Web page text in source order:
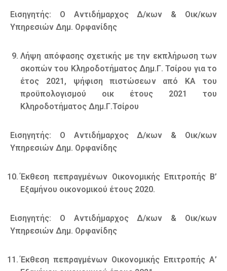
Εισηγητής: Ο Αντιδήμαρχος Δ/κων & Οικ/κων
Υπηρεσιών Δημ. Ορφανίδης
Λήψη απόφασης σχετικής με την εκπλήρωση των
σκοπών του Κληροδοτήματος Δημ.Γ. Τσίρου για το
έτος 2021, ψήφιση πιστώσεων από ΚΑ του
προϋπολογισμού οικ έτους 2021 του
Κληροδοτήματος Δημ.Γ.Τσίρου
Εισηγητής: Ο Αντιδήμαρχος Δ/κων & Οικ/κων
Υπηρεσιών Δημ. Ορφανίδης
Έκθεση πεπραγμένων Οικονομικής Επιτροπής Β’
Εξαμήνου οικονομικού έτους 2020.
Εισηγητής: Ο Αντιδήμαρχος Δ/κων & Οικ/κων
Υπηρεσιών Δημ. Ορφανίδης
Έκθεση πεπραγμένων Οικονομικής Επιτροπής Α’